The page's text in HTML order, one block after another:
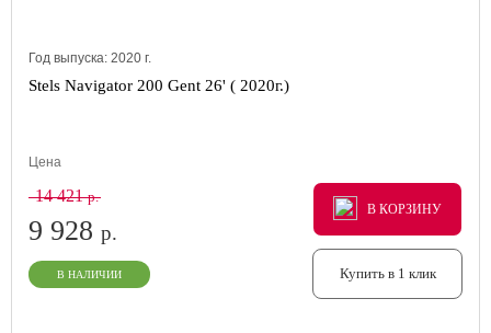
Год выпуска: 2020 г.
Stels Navigator 200 Gent 26' ( 2020г.)
Цена
14 421р.
9 928 р.
В НАЛИЧИИ
В КОРЗИНУ
В КОРЗИНУ
В КОРЗИНУ
Купить в 1 клик